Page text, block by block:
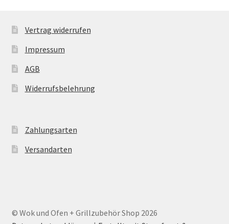
Vertrag widerrufen
Impressum
AGB
Widerrufsbelehrung
Zahlungsarten
Versandarten
© Wok und Ofen + Grillzubehör Shop 2026